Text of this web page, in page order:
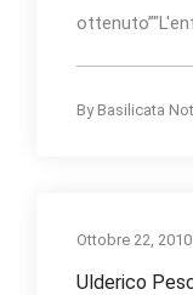
By Basilicata
Ottobre 22, 2010
Ulderico